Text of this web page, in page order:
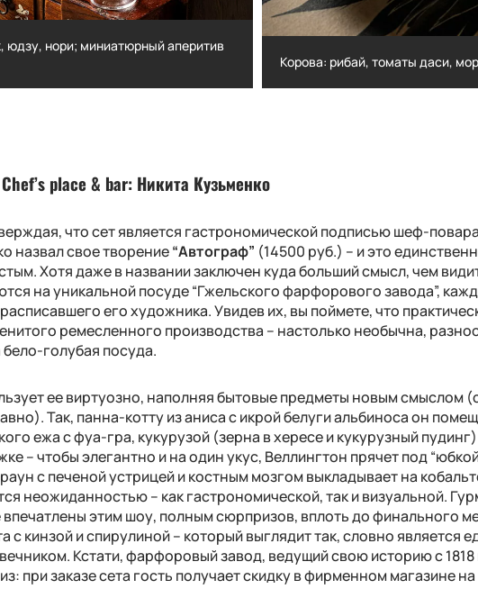
юдзу, нори; миниатюрный аперитив
Корова: рибай, томаты даси,
’s place & bar: Никита Кузьменко
что сет является гастрономической подписью шеф-
назвал свое творение“Автограф” (14500 руб.) – и это
Хотя даже в названии заключен куда больший смысл, чем
на уникальной посуде “Гжельского фарфорового завода”,
его художника. Увидев их, вы поймете, что
ремесленного производства – настолько необычна,
голубая посуда.
ее виртуозно, наполняя бытовые предметы новым смыслом
Так, панна-котту из аниса с икрой белуги альбиноса он
ежа с фуа-гра, кукурузой (зерна в хересе и кукурузный
– чтобы элегантно и на один укус, Веллингтон прячет под
с печеной устрицей и костным мозгом выкладывает на
неожиданностью – как гастрономической, так и визуальной.
впечатлены этим шоу, полным сюрпризов, вплоть до финального
с кинзой и спирулиной – который выглядит так, словно является
Кстати, фарфоровый завод, ведущий свою историю с 1818
при заказе сета гость получает скидку в фирменном магазине